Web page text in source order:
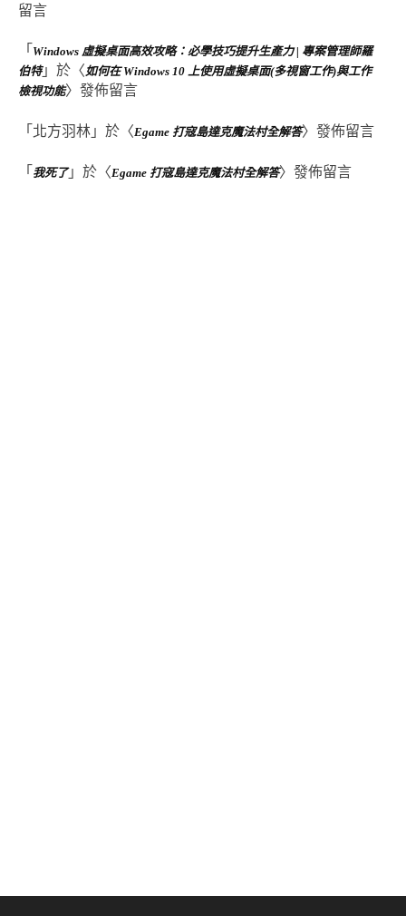
留言
「 Windows 虛擬桌面高效攻略：必學技巧提升生產力 | 專案管理師羅
伯特」於〈如何在 Windows 10 上使用虛擬桌面(多視窗工作)與工作
檢視功能〉發佈留言
「 北方羽林 」於〈Egame 打寇島達克魔法村全解答〉發佈留言
「 我死了」於〈Egame 打寇島達克魔法村全解答〉發佈留言